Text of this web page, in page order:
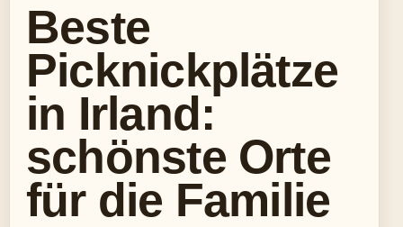
Beste
Picknickplätze
in Irland:
schönste Orte
für die Familie